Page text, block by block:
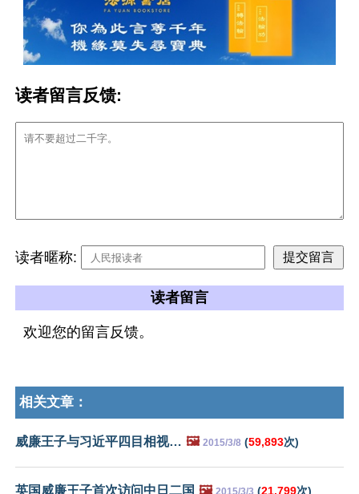
读者留言反馈:
读者暱称:
读者留言
欢迎您的留言反馈。
相关文章：
威廉王子与习近平四目相视… 🖼️ 2015/3/8 (59,893次)
英国威廉王子首次访问中日二国 🖼️ 2015/3/3 (21,799次)